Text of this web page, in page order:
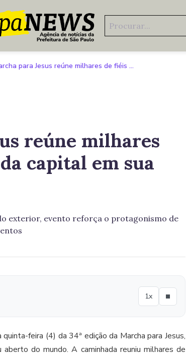
Marcha para Jesus reúne milhares de fiéis nas ruas da capital em sua 34ª edição
reúne milhares
capital em sua
exterior, evento reforça o protagonismo de
1x
feira (4) da 34ª edição da Marcha para Jesus,
do mundo. A caminhada reuniu milhares de